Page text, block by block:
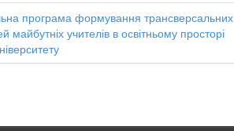
програма формування трансверсальних
майбутніх учителів в освітньому просторі